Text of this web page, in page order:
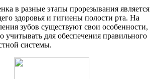
в разные этапы прорезывания является
здоровья и гигиены полости рта. На
зубов существуют свои особенности,
учитывать для обеспечения правильного
системы.